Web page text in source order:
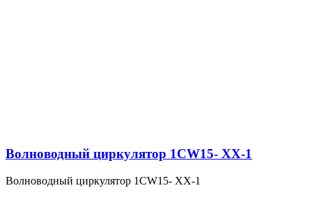
Волноводный циркулятор 1CW15- XX-1
Волноводный циркулятор 1CW15- XX-1